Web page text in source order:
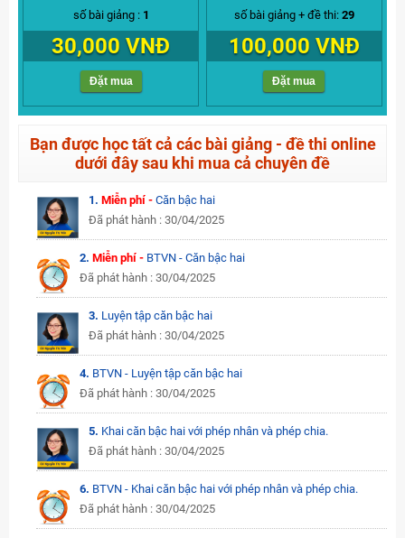
số bài giảng : 1
30,000 VNĐ
Đặt mua
số bài giảng + đề thi: 29
100,000 VNĐ
Đặt mua
Bạn được học tất cả các bài giảng - đề thi online
dưới đây sau khi mua cả chuyên đề
1. Miễn phí - Căn bậc hai
Đã phát hành : 30/04/2025
2.Miễn phí - BTVN - Căn bậc hai
Đã phát hành : 30/04/2025
3. Luyện tập căn bậc hai
Đã phát hành : 30/04/2025
4. BTVN - Luyện tập căn bậc hai
Đã phát hành : 30/04/2025
5. Khai căn bậc hai với phép nhân và phép chia.
Đã phát hành : 30/04/2025
6. BTVN - Khai căn bậc hai với phép nhân và phép chia.
Đã phát hành : 30/04/2025